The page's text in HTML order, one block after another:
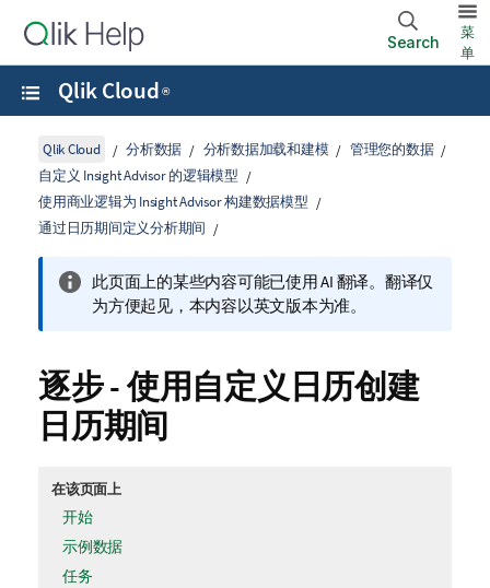
Search
菜
单
Qlik Cloud ®
Qlik Cloud 分析数据 分析数据加载和建模
管理您的数据
自定义 Insight Advisor 的逻辑模型
使用商业逻辑为 Insight Advisor 构建数据模型
通过日历期间定义分析期间
此页面上的某些内容可能已使用 AI 翻译。翻译仅
为方便起见，本内容以英文版本为准。
逐步 - 使用自定义日历创建
日历期间
在该页面上
开始
示例数据
任务